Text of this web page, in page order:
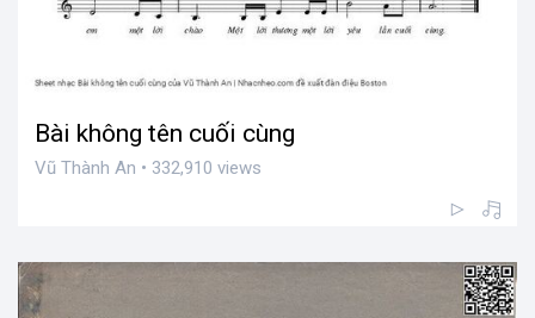
Bài không tên cuối cùng
Vũ Thành An • 332,910 views